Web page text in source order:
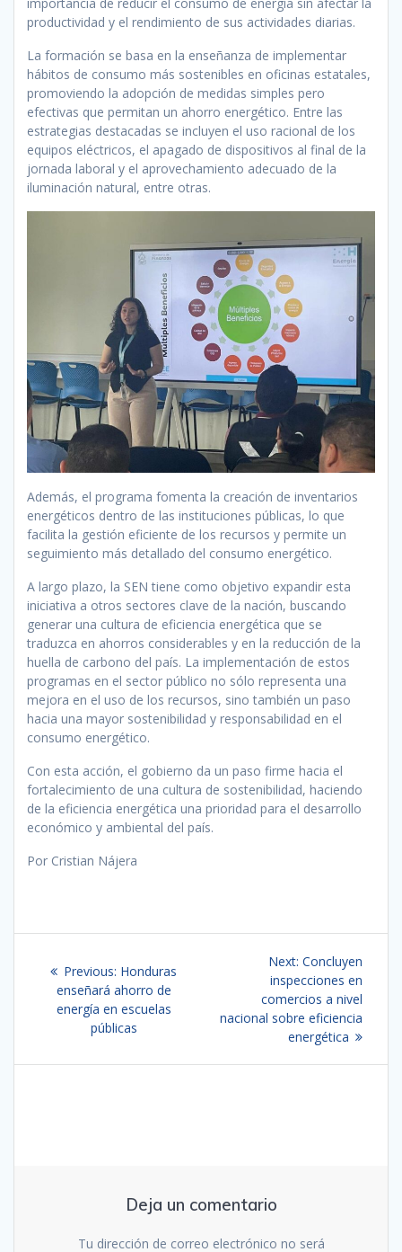
productividad y el rendimiento de sus actividades diarias.
La formación se basa en la enseñanza de implementar
hábitos de consumo más sostenibles en oficinas estatales,
promoviendo la adopción de medidas simples pero
efectivas que permitan un ahorro energético. Entre las
estrategias destacadas se incluyen el uso racional de los
equipos eléctricos, el apagado de dispositivos al final de la
jornada laboral y el aprovechamiento adecuado de la
iluminación natural, entre otras.
Además, el programa fomenta la creación de inventarios
energéticos dentro de las instituciones públicas, lo que
facilita la gestión eficiente de los recursos y permite un
seguimiento más detallado del consumo energético.
A largo plazo, la SEN tiene como objetivo expandir esta
iniciativa a otros sectores clave de la nación, buscando
generar una cultura de eficiencia energética que se
traduzca en ahorros considerables y en la reducción de la
huella de carbono del país. La implementación de estos
programas en el sector público no sólo representa una
mejora en el uso de los recursos, sino también un paso
hacia una mayor sostenibilidad y responsabilidad en el
consumo energético.
Con esta acción, el gobierno da un paso firme hacia el
fortalecimiento de una cultura de sostenibilidad, haciendo
de la eficiencia energética una prioridad para el desarrollo
económico y ambiental del país.
Por Cristian Nájera
entradas
Previous: Previous
post:
Honduras
enseñará ahorro de
energía en escuelas
públicas
Next: Next
post:
Concluyen
inspecciones en
comercios a nivel
nacional sobre eficiencia
energética
Deja un comentario
Tu dirección de correo electrónico no será